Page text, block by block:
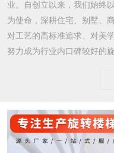
业。自创立以来，我们始终
为使命，深耕住宅、别墅、
对工艺的高标准追求、对美
努力成为行业内口碑较好的